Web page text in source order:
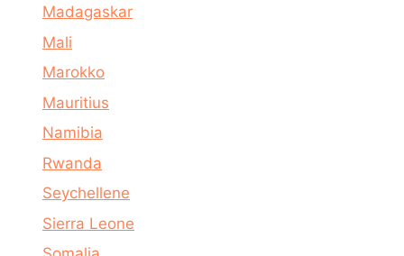
Madagaskar
Mali
Marokko
Mauritius
Namibia
Rwanda
Seychellene
Sierra Leone